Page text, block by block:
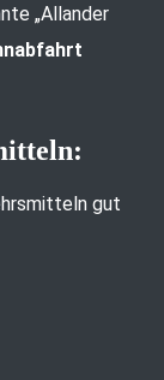
„Allander
gut